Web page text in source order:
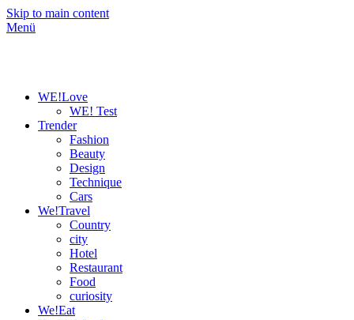
Skip to main content
Menü
WE!Love
WE! Test
Trender
Fashion
Beauty
Design
Technique
Cars
We!Travel
Country
city
Hotel
Restaurant
Food
curiosity
We!Eat